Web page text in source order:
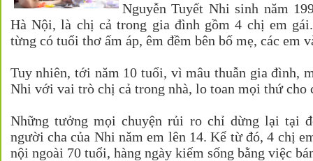
Nguyễn Tuyết Nhi sinh năm
Hà Nội, là chị cả trong gia đình gồm 4 chị em
từng có tuổi thơ ấm áp, êm đềm bên bố mẹ, các em
Tuy nhiên, tới năm 10 tuổi, vì mâu thuẫn gia đình,
Nhi với vai trò chị cả trong nhà, lo toan mọi thứ cho
Những tưởng mọi chuyện rủi ro chỉ dừng lại tại
người cha của Nhi năm em lên 14. Kể từ đó, 4 chị
nội ngoài 70 tuổi, hàng ngày kiếm sống bằng việc